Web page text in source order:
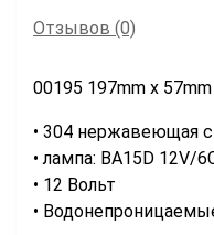
Отзывов (0)
00195 197mm x
• 304 нержавеющая
• лампа: BA15D 12V/
• 12 Вольт
•